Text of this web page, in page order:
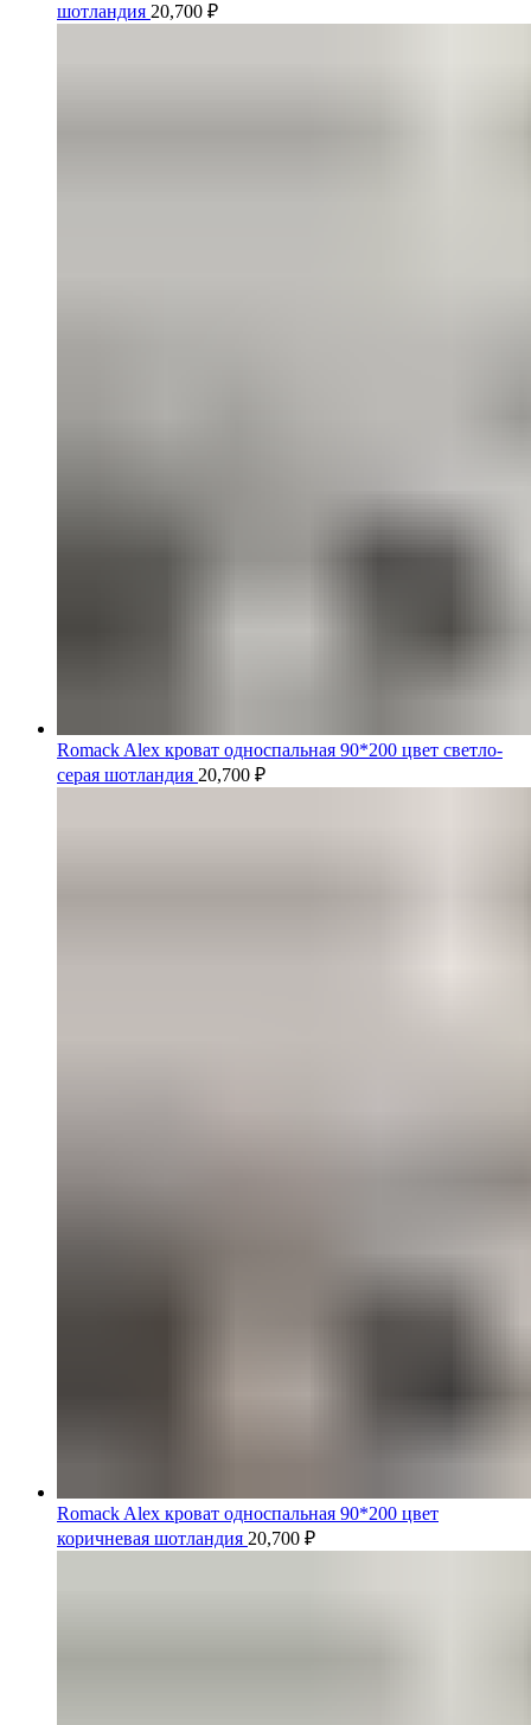
шотландия 20,700 ₽
Romack Alex кроват односпальная 90*200 цвет светло-
серая шотландия 20,700 ₽
Romack Alex кроват односпальная 90*200 цвет
коричневая шотландия 20,700 ₽